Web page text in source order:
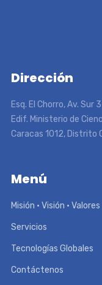
Dirección
Esq. El Chorro, Av. Sur
Edif. Ministerio de
Caracas 1012, Distrito
Menú
Misión • Visión • Valores
Servicios
Tecnologías Globales
Contáctenos